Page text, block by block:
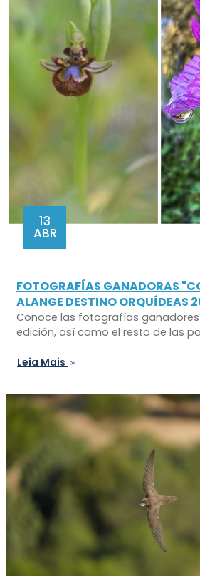
13
ABR
FOTOGRAFÍAS GANADORAS
ALANGE DESTINO ORQUÍDEAS
Conoce las fotografías
edición, así como el resto de las
Leia Mais